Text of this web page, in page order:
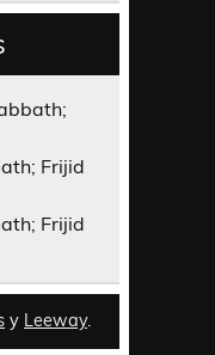
Frijid
Frijid
y Leeway.